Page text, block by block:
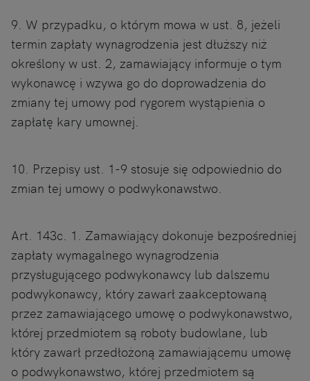
9. W przypadku, o którym mowa w ust. 8, jeżeli
termin zapłaty wynagrodzenia jest dłuższy niż
określony w ust. 2, zamawiający informuje o tym
wykonawcę i wzywa go do doprowadzenia do
zmiany tej umowy pod rygorem wystąpienia o
zapłatę kary umownej.
10. Przepisy ust. 1-9 stosuje się odpowiednio do
zmian tej umowy o podwykonawstwo.
Art. 143c. 1. Zamawiający dokonuje bezpośredniej
zapłaty wymagalnego wynagrodzenia
przysługującego podwykonawcy lub dalszemu
podwykonawcy, który zawarł zaakceptowaną
przez zamawiającego umowę o podwykonawstwo,
której przedmiotem są roboty budowlane, lub
który zawarł przedłożoną zamawiającemu umowę
o podwykonawstwo, której przedmiotem są